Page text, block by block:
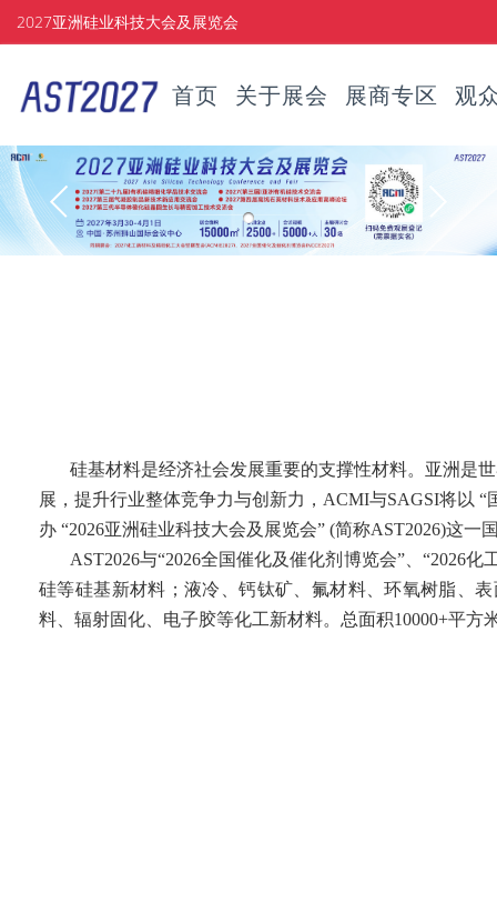
2027亚洲硅业科技大会及展览会
首页 关于展会 展商专区 观
硅基材料是经济社会发展重要的支撑性材料。亚洲是
展，提升行业整体竞争力与创新力， ACMI与SAGSI将以 “
办 “2026亚洲硅业科技大会及展览会” (简称AST2026)这一
AST2026与“2026全国催化及催化剂博览会”、“2026
硅等硅基新材料；液冷、钙钛矿、氟材料、环氧树脂、
料、辐射固化、电子胶等化工新材料。总面积10000+平方